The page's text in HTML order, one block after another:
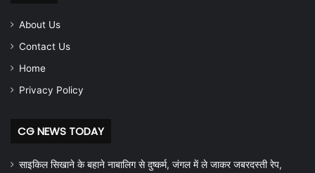
About Us
Contact Us
Home
Privacy Policy
CG NEWS TODAY
साइकिल सिखाने के बहाने नाबालिग से दुष्कर्म, जंगल में ले जाकर जबरदस्ती रेप,